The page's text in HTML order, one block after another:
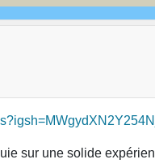
sur une solide